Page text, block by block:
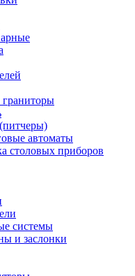
граниторы
автоматы
столовых приборов
системы
и заслонки